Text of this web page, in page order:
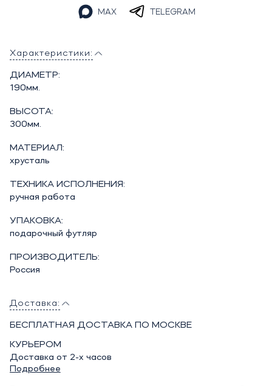
MAX TELEGRAM
Характеристики:
ДИАМЕТР:
190мм.
ВЫСОТА:
300мм.
МАТЕРИАЛ:
хрусталь
ТЕХНИКА ИСПОЛНЕНИЯ:
ручная работа
УПАКОВКА:
подарочный футляр
ПРОИЗВОДИТЕЛЬ:
Россия
Доставка:
БЕСПЛАТНАЯ ДОСТАВКА ПО МОСКВЕ
КУРЬЕРОМ
Доставка от 2-х часов
Подробнее